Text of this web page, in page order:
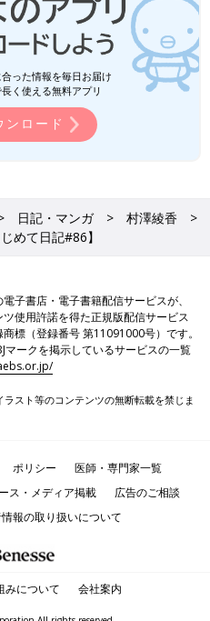
った情報を毎日お届け
く使える無料アプリ
ンロード
日記・マンガ
村澤綾香
めて日記#86】
子書店・電子書籍配信サービスが、
使用許諾を得た正規版配信サービス
標（登録番号 第11091000号）です。
マークを掲示しているサービスの一覧
スト等のコンテンツの無断転載を禁じま
ポリシー
医師・専門家一覧
ス・メディア掲載
広告のご相談
報の取り扱いについて
みについて 会社案内